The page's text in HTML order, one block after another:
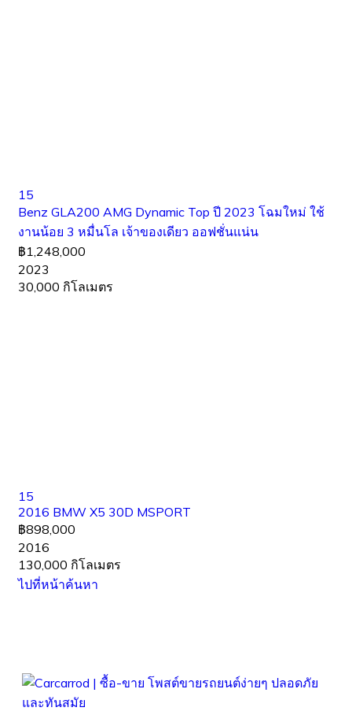
15
Benz GLA200 AMG Dynamic Top ปี 2023 โฉมใหม่ ใช้
งานน้อย 3 หมื่นโล เจ้าของเดียว ออฟชั่นแน่น
฿1,248,000
2023
30,000 กิโลเมตร
15
2016 BMW X5 30D MSPORT
฿898,000
2016
130,000 กิโลเมตร
ไปที่หน้าค้นหา